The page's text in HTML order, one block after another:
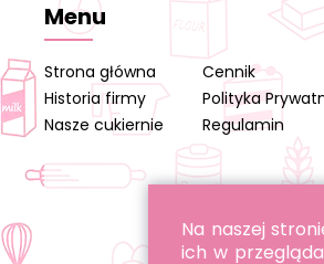
Menu
Strona główna
Historia firmy
Nasze cukiernie
Cennik
Polityka
Regulamin
Na naszej
ich w